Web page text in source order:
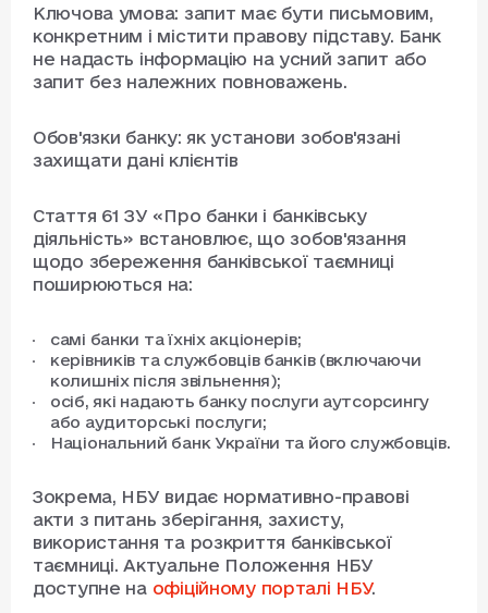
Ключова умова: запит має бути письмовим,
конкретним і містити правову підставу. Банк
не надасть інформацію на усний запит або
запит без належних повноважень.
Обов'язки банку: як установи зобов'язані
захищати дані клієнтів
Стаття 61 ЗУ «Про банки і банківську
діяльність» встановлює, що зобов'язання
щодо збереження банківської таємниці
поширюються на:
самі банки та їхніх акціонерів;
керівників та службовців банків (включаючи
колишніх після звільнення);
осіб, які надають банку послуги аутсорсингу
або аудиторські послуги;
Національний банк України та його службовців.
Зокрема, НБУ видає нормативно-правові
акти з питань зберігання, захисту,
використання та розкриття банківської
таємниці. Актуальне Положення НБУ
доступне наофіційному порталі НБУ.